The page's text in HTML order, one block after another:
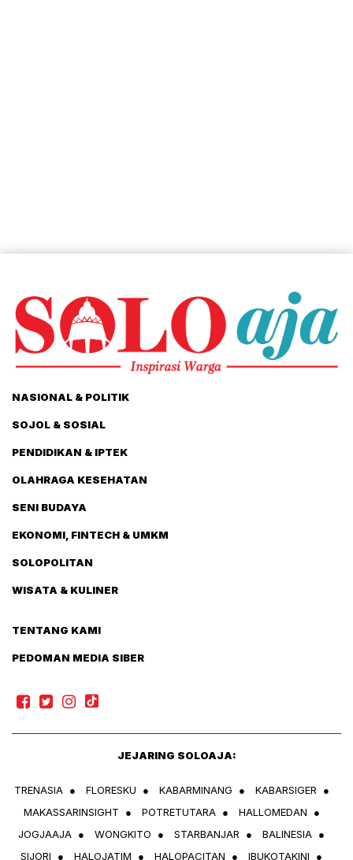
NASIONAL & POLITIK
SOJOL & SOSIAL
PENDIDIKAN & IPTEK
OLAHRAGA KESEHATAN
SENI BUDAYA
EKONOMI, FINTECH & UMKM
SOLOPOLITAN
WISATA & KULINER
TENTANG KAMI
PEDOMAN MEDIA SIBER
JEJARING SOLOAJA:
TRENASIA ● FLORESKU ● KABARMINANG ● KABARSIGER
●
MAKASSARINSIGHT
● POTRETUTARA ● HALLOMEDAN
●
JOGJAAJA ● WONGKITO ● STARBANJAR ● BALINESIA ●
SIJORI
● HALOJATIM ● HALOPACITAN ● IBUKOTAKINI ●